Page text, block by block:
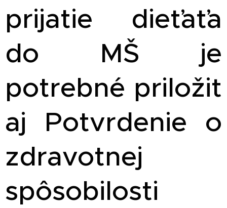
prijatie dieťaťa
do MŠ je
potrebné priložiť
aj Potvrdenie o
zdravotnej
spôsobilosti